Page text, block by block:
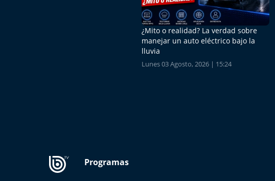
¿Mito o realidad? La verdad sobre
manejar un auto eléctrico bajo la
lluvia
Lunes 03 Agosto, 2026 | 15:24